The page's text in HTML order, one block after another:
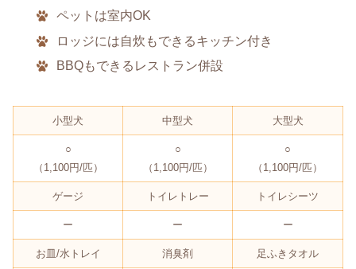
ペットは室内OK
ロッジには自炊もできるキッチン付き
BBQもできるレストラン併設
小型犬 中型犬 大型犬
○
（1,100円/匹）
○
（1,100円/匹）
○
（1,100円/匹）
ゲージ トイレトレー トイレシーツ
ー ー ー
お皿/水トレイ 消臭剤 足ふきタオル